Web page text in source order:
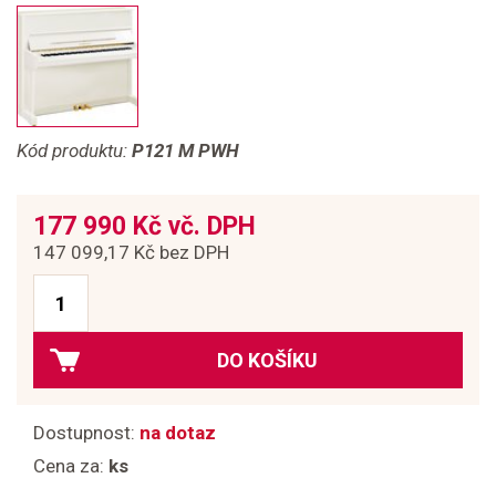
Kód produktu: P121 M PWH
177 990 Kč vč. DPH
147 099,17 Kč bez DPH
DO KOŠÍKU
Dostupnost: na dotaz
Cena za: ks